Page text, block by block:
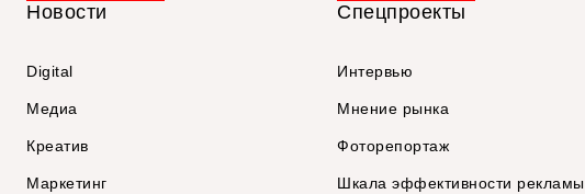
Новости
Digital
Медиа
Креатив
Маркетинг
Спецпроекты
Интервью
Мнение рынка
Фоторепортаж
Шкала эффективности рекламы